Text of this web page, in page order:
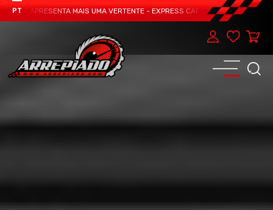
PTAPRESENTA MAIS UMA VERTENTE - EXPRESS CAR SERVICE,